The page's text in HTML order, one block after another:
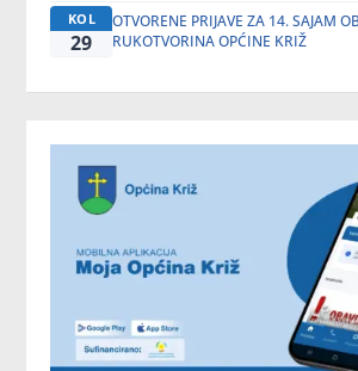
KOL
29
OTVORENE PRIJAVE ZA 14. SAJAM
RUKOTVORINA OPĆINE KRIŽ